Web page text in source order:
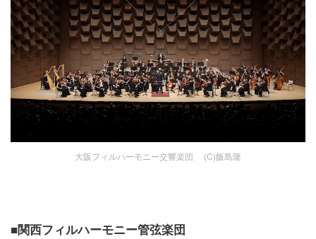
大阪フィルハーモニー交響楽団 (C)飯島隆
■関西フィルハーモニー管弦楽団